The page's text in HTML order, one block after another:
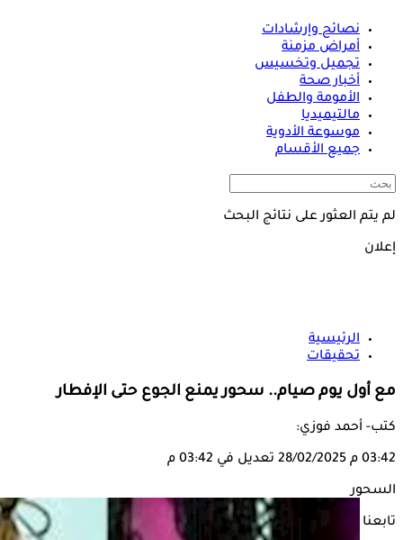
نصائح وإرشادات
أمراض مزمنة
تجميل وتخسيس
أخبار صحة
الأمومة والطفل
مالتيميديا
موسوعة الأدوية
جميع الأقسام
لم يتم العثور على نتائج البحث
إعلان
الرئيسية
تحقيقات
مع أول يوم صيام.. سحور يمنع الجوع حتى الإفطار
كتب- أحمد فوزي:
03:42 م 28/02/2025 تعديل في 03:42 م
السحور
تابعنا على